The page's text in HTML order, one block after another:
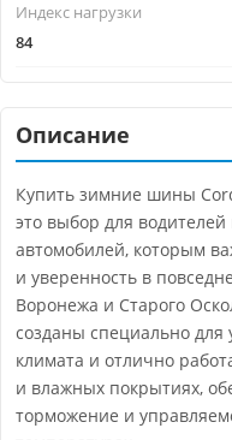
Индекс нагрузки
84
Описание
Купить зимние шины
это выбор для
автомобилей, которым
и уверенность в
Воронежа и Старого
созданы специально для
климата и отлично
и влажных покрытиях,
торможение и